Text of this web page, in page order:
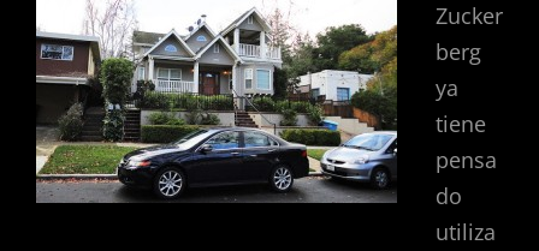
Zucker
berg
ya
tiene
pensa
do
utiliza